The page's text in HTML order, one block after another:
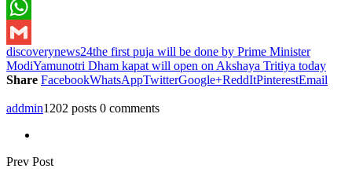
Email
WhatsApp
Gmail
discoverynews24the first puja will be done by Prime Minister
ModiYamunotri Dham kapat will open on Akshaya Tritiya today
Share FacebookWhatsAppTwitterGoogle+ReddItPinterestEmail
addmin1202 posts 0 comments
Prev Post